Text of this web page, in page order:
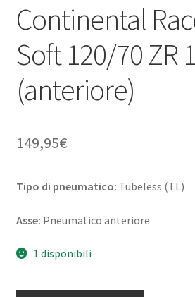
Continental
Soft 120/70 ZR
(anteriore)
149,95€
Tipo di pneumatico: Tubeless (TL)
Asse: Pneumatico anteriore
1 disponibili